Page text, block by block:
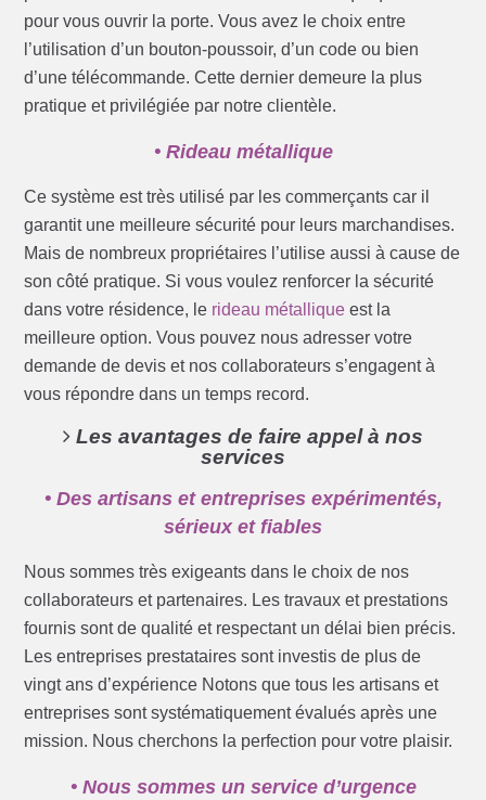
pour vous ouvrir la porte. Vous avez le choix entre
l’utilisation d’un bouton-poussoir, d’un code ou bien
d’une télécommande. Cette dernier demeure la plus
pratique et privilégiée par notre clientèle.
• Rideau métallique
Ce système est très utilisé par les commerçants car il
garantit une meilleure sécurité pour leurs marchandises.
Mais de nombreux propriétaires l’utilise aussi à cause de
son côté pratique. Si vous voulez renforcer la sécurité
dans votre résidence, le rideau métallique est la
meilleure option. Vous pouvez nous adresser votre
demande de devis et nos collaborateurs s’engagent à
vous répondre dans un temps record.
Les avantages de faire appel à nos
services
• Des artisans et entreprises expérimentés,
sérieux et fiables
Nous sommes très exigeants dans le choix de nos
collaborateurs et partenaires. Les travaux et prestations
fournis sont de qualité et respectant un délai bien précis.
Les entreprises prestataires sont investis de plus de
vingt ans d’expérience Notons que tous les artisans et
entreprises sont systématiquement évalués après une
mission. Nous cherchons la perfection pour votre plaisir.
• Nous sommes un service d’urgence